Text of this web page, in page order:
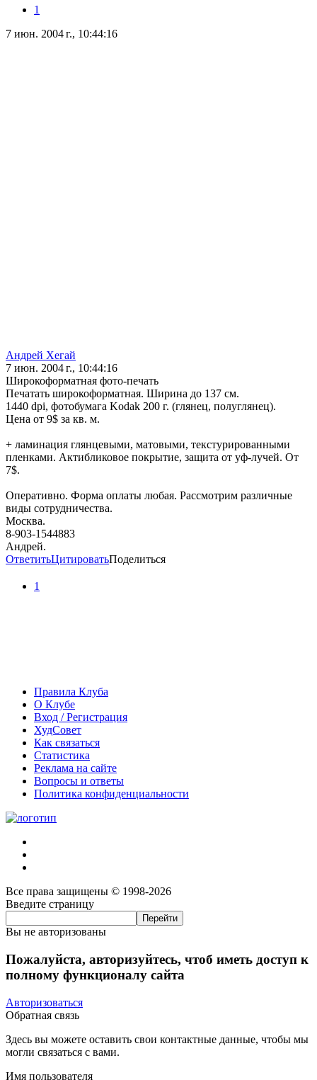
1
7 июн. 2004 г., 10:44:16
Андрей Хегай
7 июн. 2004 г., 10:44:16
Широкоформатная фото-печать
Печатать широкоформатная. Ширина до 137 см.
1440 dpi, фотобумага Kodak 200 г. (глянец, полуглянец).
Цена от 9$ за кв. м.
+ ламинация глянцевыми, матовыми, текстурированными
пленками. Актибликовое покрытие, защита от уф-лучей. От
7$.
Оперативно. Форма оплаты любая. Рассмотрим различные
виды сотрудничества.
Москва.
8-903-1544883
Андрей.
ОтветитьЦитироватьПоделиться
1
Правила Клуба
О Клубе
Вход / Регистрация
ХудСовет
Как связаться
Статистика
Реклама на сайте
Вопросы и ответы
Политика конфиденциальности
Все права защищены © 1998-2026
Введите страницу
Вы не авторизованы
Пожалуйста, авторизуйтесь, чтоб иметь доступ к
полному функционалу сайта
Авторизоваться
Обратная связь
Здесь вы можете оставить свои контактные данные, чтобы мы
могли связаться с вами.
Имя пользователя